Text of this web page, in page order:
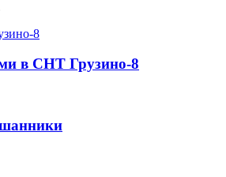
в СНТ Грузино-8